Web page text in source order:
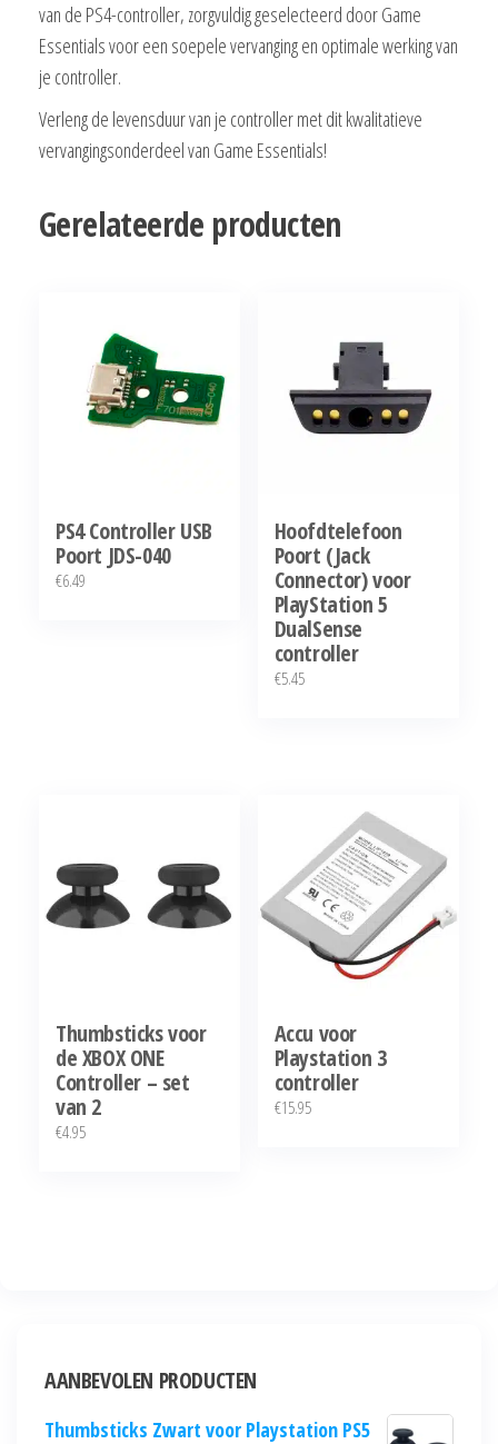
van de PS4-controller, zorgvuldig geselecteerd door Game
Essentials voor een soepele vervanging en optimale werking van
je controller.
Verleng de levensduur van je controller met dit kwalitatieve
vervangingsonderdeel van Game Essentials!
Gerelateerde producten
PS4 Controller USB
Poort JDS-040
€6.49
Hoofdtelefoon
Poort (Jack
Connector) voor
PlayStation 5
DualSense
controller
€5.45
Thumbsticks voor
de XBOX ONE
Controller – set
van 2
€4.95
Accu voor
Playstation 3
controller
€15.95
AANBEVOLEN PRODUCTEN
Thumbsticks Zwart voor Playstation PS5